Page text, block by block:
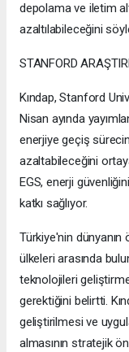
depolama ve iletim
azaltılabileceğini
STANFORD
Kındap, Stanford
Nisan ayında
enerjiye geçiş
azaltabileceğini
EGS, enerji
katkı sağlıyor.
Türkiye'nin
ülkeleri arasında
teknolojileri
gerektiğini belirtti.
geliştirilmesi ve
almasının stratejik